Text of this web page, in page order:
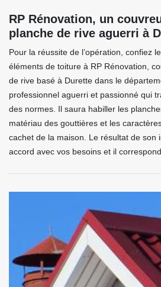
RP Rénovation, un
planche de rive aguerri à
Pour la réussite de l’opération, confiez
éléments de toiture à RP Rénovation,
de rive basé à Durette dans le
professionnel aguerri et passionné qui
des normes. Il saura habiller les
matériau des gouttières et les
cachet de la maison. Le résultat de son
accord avec vos besoins et il